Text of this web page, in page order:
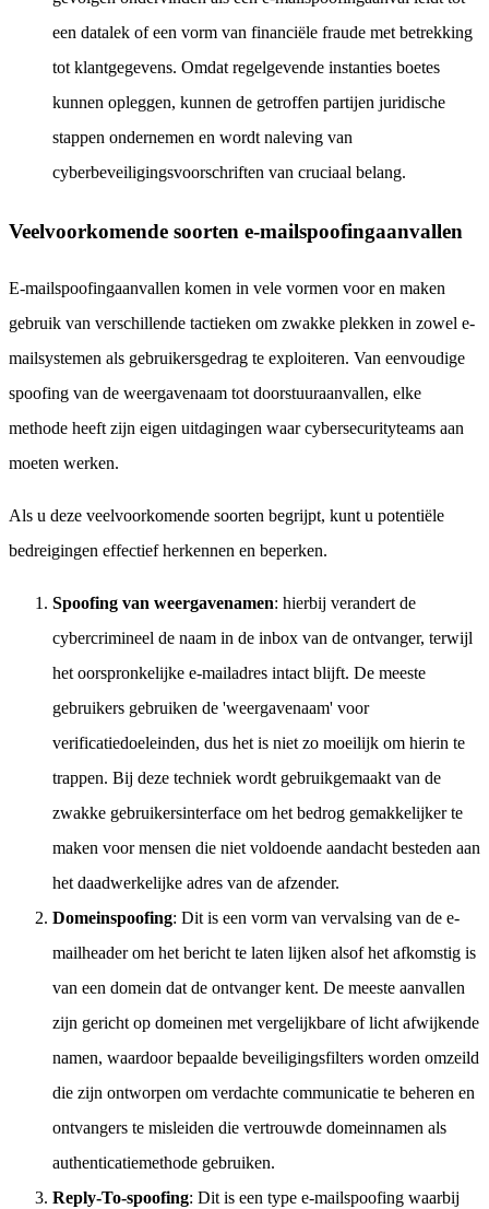
een datalek of een vorm van financiële fraude met betrekking
tot klantgegevens. Omdat regelgevende instanties boetes
kunnen opleggen, kunnen de getroffen partijen juridische
stappen ondernemen en wordt naleving van
cyberbeveiligingsvoorschriften van cruciaal belang.
Veelvoorkomende soorten e-mailspoofingaanvallen
E-mailspoofingaanvallen komen in vele vormen voor en maken
gebruik van verschillende tactieken om zwakke plekken in zowel e-
mailsystemen als gebruikersgedrag te exploiteren. Van eenvoudige
spoofing van de weergavenaam tot doorstuuraanvallen, elke
methode heeft zijn eigen uitdagingen waar cybersecurityteams aan
moeten werken.
Als u deze veelvoorkomende soorten begrijpt, kunt u potentiële
bedreigingen effectief herkennen en beperken.
Spoofing van weergavenamen: hierbij verandert de
cybercrimineel de naam in de inbox van de ontvanger, terwijl
het oorspronkelijke e-mailadres intact blijft. De meeste
gebruikers gebruiken de 'weergavenaam' voor
verificatiedoeleinden, dus het is niet zo moeilijk om hierin te
trappen. Bij deze techniek wordt gebruikgemaakt van de
zwakke gebruikersinterface om het bedrog gemakkelijker te
maken voor mensen die niet voldoende aandacht besteden aan
het daadwerkelijke adres van de afzender.
Domeinspoofing: Dit is een vorm van vervalsing van de e-
mailheader om het bericht te laten lijken alsof het afkomstig is
van een domein dat de ontvanger kent. De meeste aanvallen
zijn gericht op domeinen met vergelijkbare of licht afwijkende
namen, waardoor bepaalde beveiligingsfilters worden omzeild
die zijn ontworpen om verdachte communicatie te beheren en
ontvangers te misleiden die vertrouwde domeinnamen als
authenticatiemethode gebruiken.
Reply-To-spoofing: Dit is een type e-mailspoofing waarbij